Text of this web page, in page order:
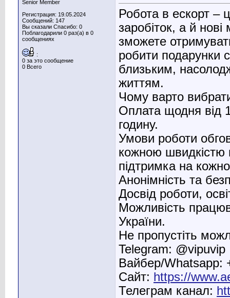
Senior Member
Регистрация: 19.05.2024
Сообщений: 147
Вы сказали Спасибо: 0
Поблагодарили 0 раз(а) в 0
сообщениях
:
0 за это сообщение
0 Всего
Робота в ескорт –
заробіток, а й
зможете
робити подарунки
близьким,
життям.
Чому варто
Оплата щодня від
годину.
Умови роботи
кожною швидкістю
підтримка на
Анонімність та
Досвід роботи,
Можливість
України.
Не пропустіть
Telegram: @vipuvip
Вайбер/Whatsapp:
Сайт: https://
Телеграм канал: